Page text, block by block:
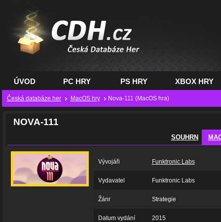
CDH.cz - hry na PC,
PS, XBOX - Česká
databáze her
ÚVOD PC HRY PS HRY XBOX HRY
Česká databáze her MacOS hry Nova-111 (MacOS hra)
NOVA-111
SOUHRN
Vývojáři Funktronic Labs
Vydavatel Funktronic Labs
Žánr Strategie
Datum vydání 2015